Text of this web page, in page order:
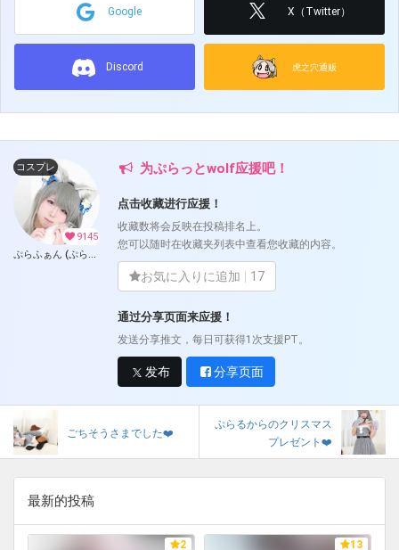
Google X（Twitter）
Discord 虎之穴通贩
9145
コスプレ
ぷらふぁん (ぷらっとwolf)
为ぷらっとwolf应援吧！
点击收藏进行应援！
收藏数将会反映在投稿排名上。
您可以随时在收藏夹列表中查看您收藏的内容。
お気に入りに追加 17
通过分享页面来应援！
发送分享推文，每日可获得1次支援PT。
发布 分享页面
ごちそうさまでした❤️
ぷらるからのクリスマス
プレゼント❤️
最新的投稿
2 13